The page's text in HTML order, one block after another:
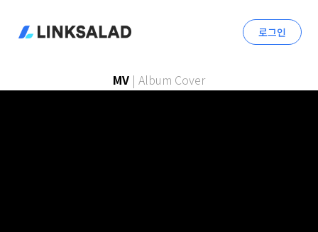
로그인
MV | Album Cover